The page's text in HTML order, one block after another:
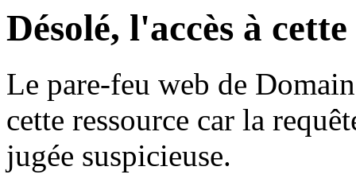
Désolé, l'accès à
Le pare-feu web de
cette ressource car la
jugée suspicieuse.